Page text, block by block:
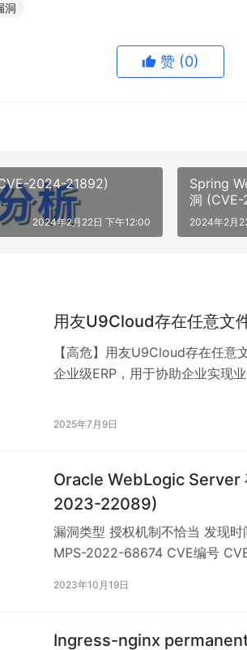
洞
赞 (0)
2024-21892)
2024年2月22日 下午12:00
Spring
洞
2024年2月
用友U9Cloud存在任意文
【高危】用友U9Cloud存在任
企业级ERP，用于协助企业实现
者可借助漏洞读取目标机器任意
2025年7月9日
Oracle WebLogic Server
2023-22089)
漏洞类型 授权机制不恰当 发现
MPS-2022-68674 CVE编号
Java应用程序。 Oracle
2023年10月19日
Ingress-nginx